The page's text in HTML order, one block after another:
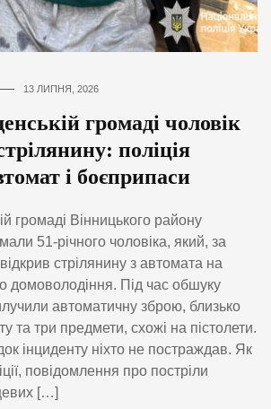
13 ЛИПНЯ, 2026
громаді чоловік
поліція
і боєприпаси
громаді Вінницького району
51-річного чоловіка, який, за
стрілянину з автомата на
домоволодіння. Під час обшуку
автоматичну зброю, близько
та три предмети, схожі на пістолети.
інциденту ніхто не постраждав. Як
повідомлення про постріли
[…]